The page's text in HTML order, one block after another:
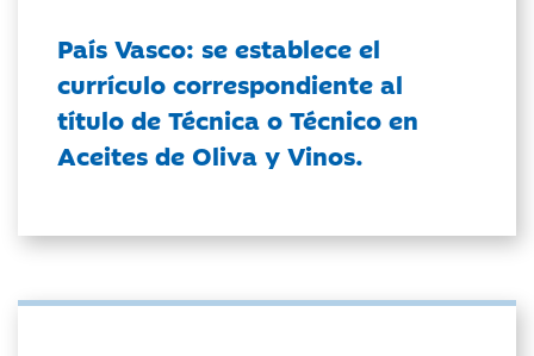
País Vasco: se establece el
currículo correspondiente al
título de Técnica o Técnico en
Aceites de Oliva y Vinos.